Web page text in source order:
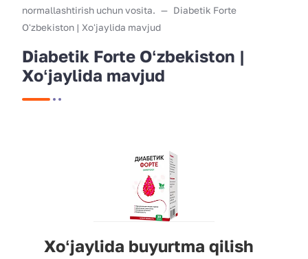
normallashtirish uchun vosita.
Diabetik Forte
Oʻzbekiston | Xoʻjaylida mavjud
Diabetik Forte Oʻzbekiston |
Xoʻjaylida mavjud
Xoʻjaylida buyurtma qilish